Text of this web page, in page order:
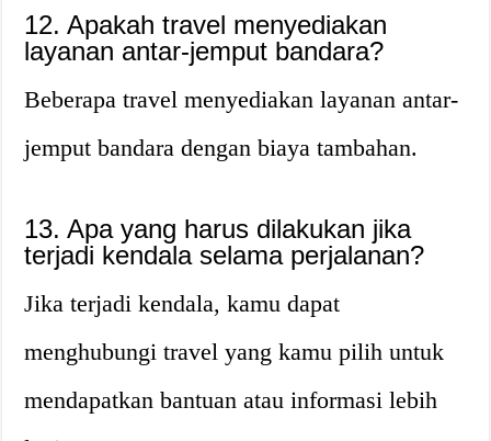
12. Apakah travel menyediakan
layanan antar-jemput bandara?
Beberapa travel menyediakan layanan antar-
jemput bandara dengan biaya tambahan.
13. Apa yang harus dilakukan jika
terjadi kendala selama perjalanan?
Jika terjadi kendala, kamu dapat
menghubungi travel yang kamu pilih untuk
mendapatkan bantuan atau informasi lebih